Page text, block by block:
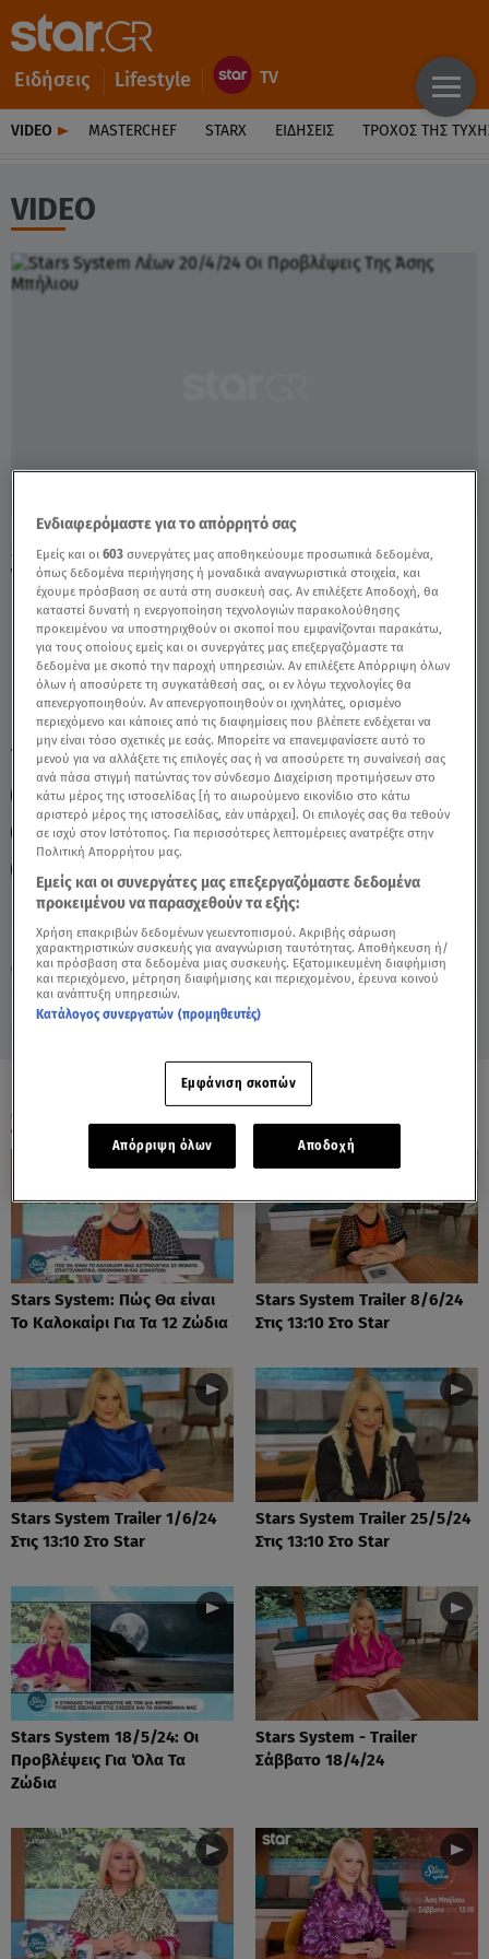
Ειδήσεις Lifestyle
VIDEO MASTERCHEF STARX ΕΙΔΉΣΕΙΣ ΤΡΟΧΌΣ ΤΗΣ
VIDEO
Κυριακή 9 Αυγούστου 2026
20.04.24, 14:00 ΖΩΔΙΑ
Stars System Λέων 20/4/24 Οι Προβλέψεις
Της Άσης Μπήλιου - Video
TAGS: STARS SYSTEM ΛΕΩΝ ΖΩΔΙΑ
ΖΩΔΙΑ ΑΣΗ ΜΠΗΛΙΟΥ
STARS SYSTEM 20/4/24
ΑΣΤΡΟΛΟΓΙΚΕΣ ΠΡΟΒΛΕΨΕΙΣ
ΑΣΗ ΜΠΗΛΙΟΥ
ΠΑΝΣΕΛΗΝΟΣ ΣΤΟΝ ΣΚΟΡΠΙΟ
ΟΛΑ ΤΑ ΒΙΝΤΕΟ
Stars System: Πώς Θα είναι
Το Καλοκαίρι Για Τα 12 Ζώδια
Stars System Trailer 8/6/24
Στις 13:10 Στο Star
Stars System Trailer 1/6/24
Στις 13:10 Στο Star
Stars System Trailer 25/5/24
Στις 13:10 Στο Star
Stars System 18/5/24: Οι
Προβλέψεις Για Όλα Τα
Ζώδια
Stars System - Trailer
Σάββατο 18/4/24
Ενδιαφερόμαστε για το απόρρητό σας
Εμείς και οι603 συνεργάτες μας αποθηκεύουμε προσωπικά δεδομένα,
όπως δεδομένα περιήγησης ή μοναδικά αναγνωριστικά στοιχεία, και
έχουμε πρόσβαση σε αυτά στη συσκευή σας. Αν επιλέξετε Αποδοχή, θα
καταστεί δυνατή η ενεργοποίηση τεχνολογιών παρακολούθησης
προκειμένου να υποστηριχθούν οι σκοποί που εμφανίζονται παρακάτω,
για τους οποίους εμείς και οι συνεργάτες μας επεξεργαζόμαστε τα
δεδομένα με σκοπό την παροχή υπηρεσιών. Αν επιλέξετε Απόρριψη όλων
όλων ή αποσύρετε τη συγκατάθεσή σας, οι εν λόγω τεχνολογίες θα
απενεργοποιηθούν. Αν απενεργοποιηθούν οι ιχνηλάτες, ορισμένο
περιεχόμενο και κάποιες από τις διαφημίσεις που βλέπετε ενδέχεται να
μην είναι τόσο σχετικές με εσάς. Μπορείτε να επανεμφανίσετε αυτό το
μενού για να αλλάξετε τις επιλογές σας ή να αποσύρετε τη συναίνεσή σας
ανά πάσα στιγμή πατώντας τον σύνδεσμο Διαχείριση προτιμήσεων στο
κάτω μέρος της ιστοσελίδας [ή το αιωρούμενο εικονίδιο στο κάτω
αριστερό μέρος της ιστοσελίδας, εάν υπάρχει]. Οι επιλογές σας θα τεθούν
σε ισχύ στον Ιστότοπος. Για περισσότερες λεπτομέρειες ανατρέξτε στην
Πολιτική Απορρήτου μας.
Εμείς και οι συνεργάτες μας επεξεργαζόμαστε δεδομένα
προκειμένου να παρασχεθούν τα εξής:
Χρήση επακριβών δεδομένων γεωεντοπισμού. Ακριβής σάρωση
χαρακτηριστικών συσκευής για αναγνώριση ταυτότητας. Αποθήκευση ή/
και πρόσβαση στα δεδομένα μιας συσκευής. Εξατομικευμένη διαφήμιση
και περιεχόμενο, μέτρηση διαφήμισης και περιεχομένου, έρευνα κοινού
και ανάπτυξη υπηρεσιών.
Κατάλογος συνεργατών (προμηθευτές)
Εμφάνιση σκοπών
Απόρριψη όλων Αποδοχή